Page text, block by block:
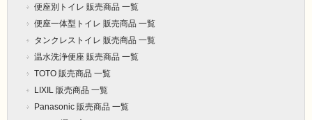
便座別トイレ 販売商品 一覧
便座一体型トイレ 販売商品 一覧
タンクレストイレ 販売商品 一覧
温水洗浄便座 販売商品 一覧
TOTO 販売商品 一覧
LIXIL 販売商品 一覧
Panasonic 販売商品 一覧